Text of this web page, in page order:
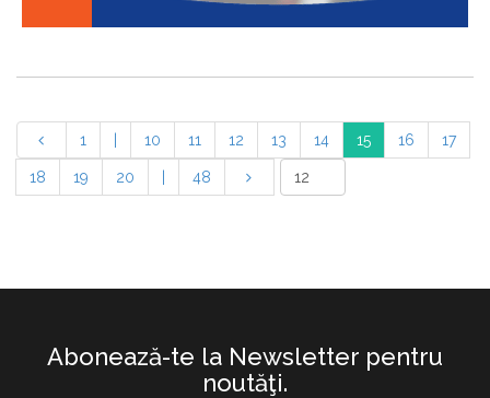
1 10 11 12 13 14 15 16 17
18 19 20 48
Abonează-te la Newsletter pentru
noutăţi.